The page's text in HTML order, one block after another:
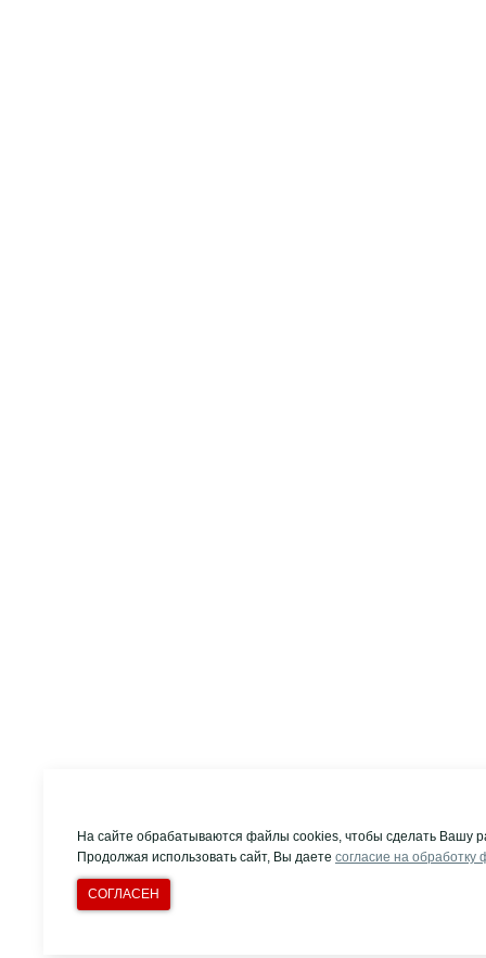
На сайте обрабатываются файлы cookies, чтобы сделать Вашу
Продолжая использовать сайт, Вы даете согласие на обработку
СОГЛАСЕН